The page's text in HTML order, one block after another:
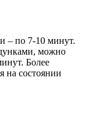
– по 7-10 минут.
можно
Более
на состоянии